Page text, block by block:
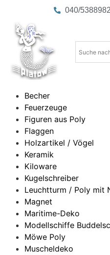
040/
Becher
Feuerzeuge
Figuren aus Poly
Flaggen
Holzartikel / Vögel
Keramik
Kiloware
Kugelschreiber
Leuchtturm / Poly mit
Magnet
Maritime-Deko
Modellschiffe
Möwe Poly
Muscheldeko